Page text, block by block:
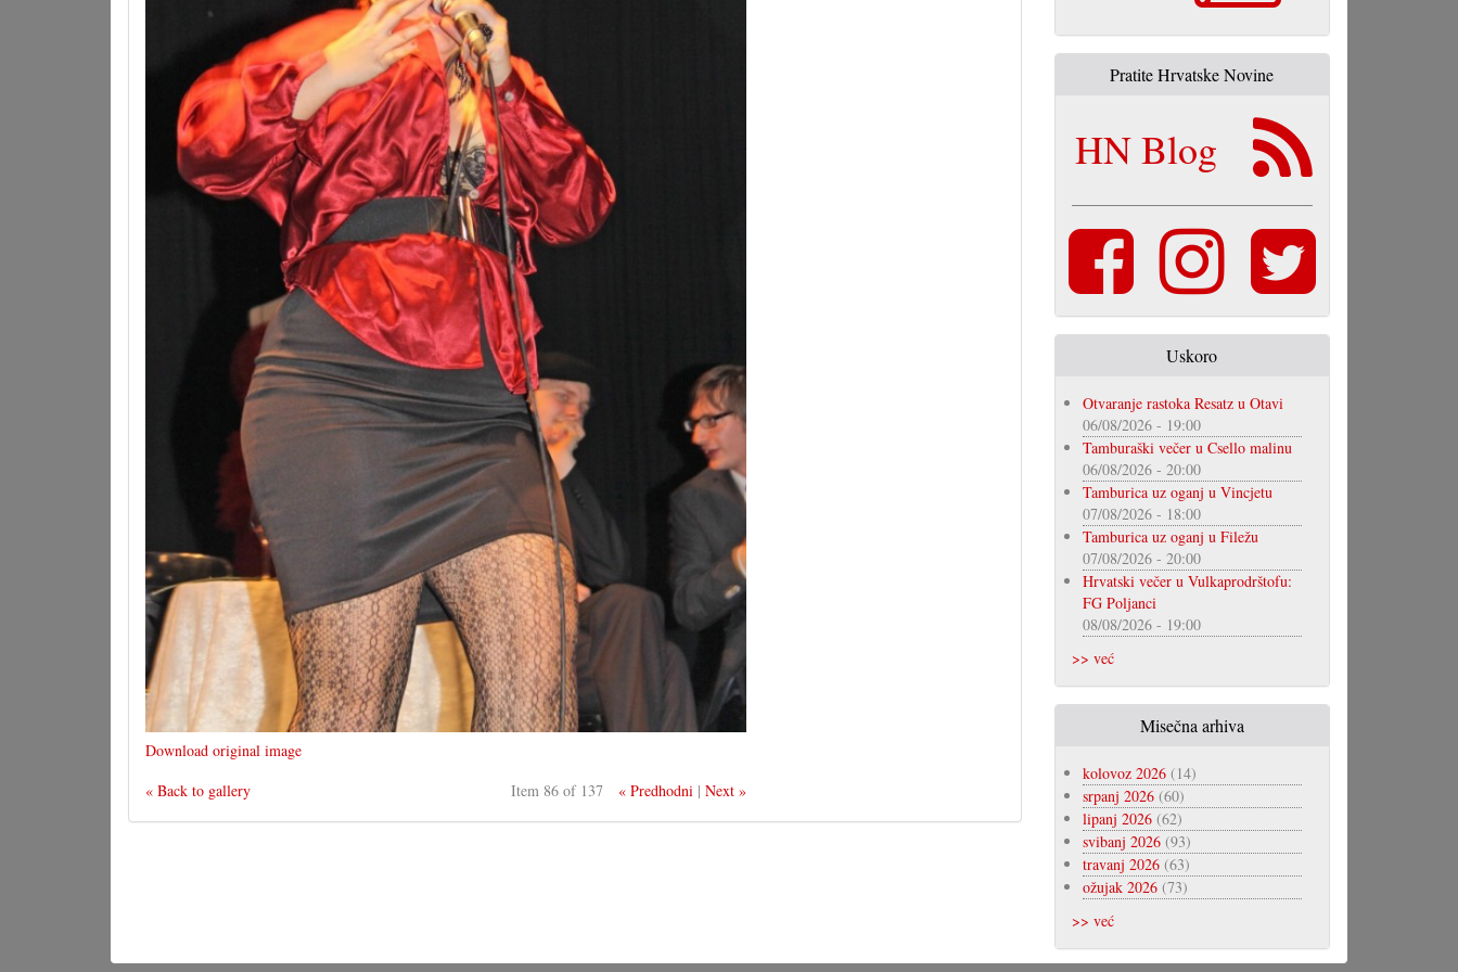
Download original image
« Back to gallery
Item 86 of 137 « Predhodni |Next »
Pratite Hrvatske Novine
HN Blog
Uskoro
Otvaranje rastoka Resatz u Otavi
06/08/2026 - 19:00
Tamburaški večer u Csello malinu
06/08/2026 - 20:00
Tamburica uz oganj u Vincjetu
07/08/2026 - 18:00
Tamburica uz oganj u Filežu
07/08/2026 - 20:00
Hrvatski večer u Vulkaprodrštofu:
FG Poljanci
08/08/2026 - 19:00
>> već
Misečna arhiva
kolovoz 2026(14)
srpanj 2026(60)
lipanj 2026(62)
svibanj 2026(93)
travanj 2026(63)
ožujak 2026(73)
>> već